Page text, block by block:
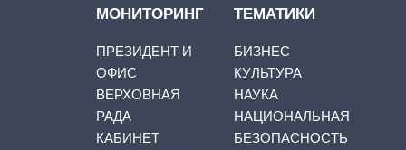
МОНИТОРИНГ
ПРЕЗИДЕНТ И
ОФИС
ВЕРХОВНАЯ
РАДА
КАБИНЕТ
ТЕМАТИКИ
БИЗНЕС
КУЛЬТУРА
НАУКА
НАЦИОНАЛЬНАЯ
БЕЗОПАСНОСТЬ